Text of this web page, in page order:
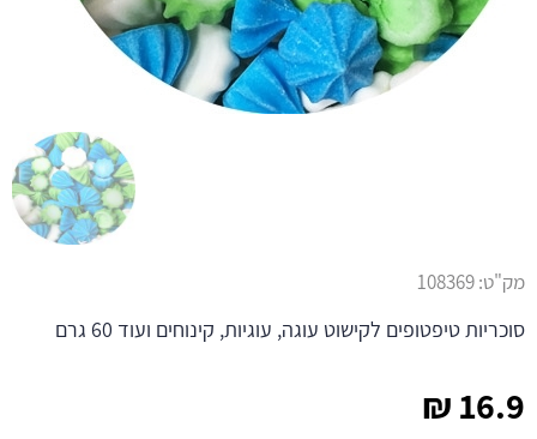
16.9
₪
מק"ט:108369
סוכריות טיפטופים לקישוט עוגה, עוגיות, קינוחים ועוד 60 גרם